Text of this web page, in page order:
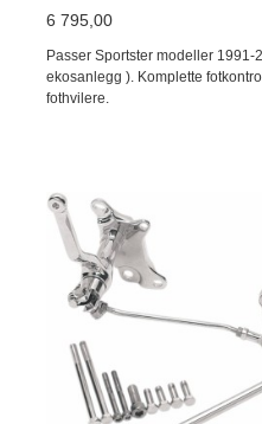
6 795,00
Passer Sportster modeller
ekosanlegg ). Komplette
fothvilere.